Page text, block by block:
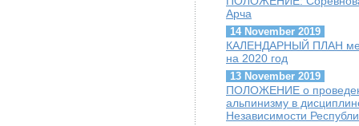
Арча
14 November 2019
КАЛЕНДАРНЫЙ ПЛАН
на 2020 год
13 November 2019
ПОЛОЖЕНИЕ о
альпинизму в
Независимости